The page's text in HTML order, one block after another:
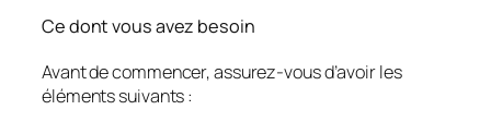
Ce dont vous avez besoin
Avant de commencer, assurez-vous d’avoir les
éléments suivants :